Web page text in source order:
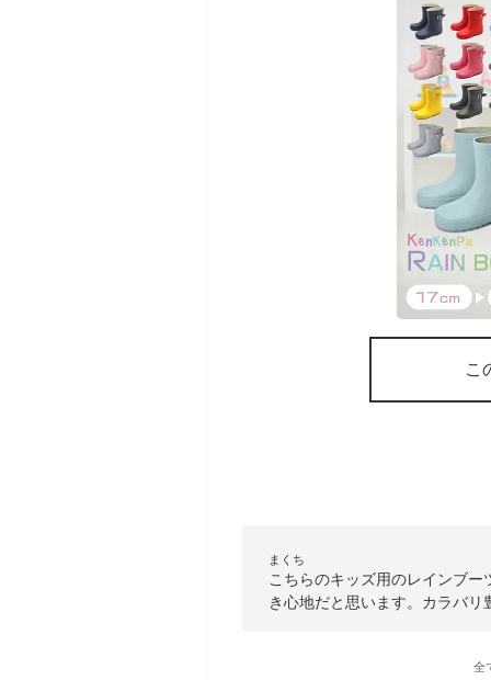
こ
まくち
こちらのキッズ用のレインブ
き心地だと思います。カラバ
全